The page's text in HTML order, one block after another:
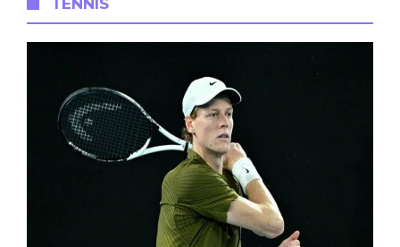
TENNIS